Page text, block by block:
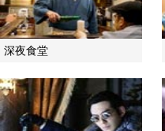
深夜食堂